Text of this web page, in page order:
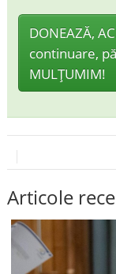
DONEAZĂ,
continuare,
MULȚUMIM!
Articole